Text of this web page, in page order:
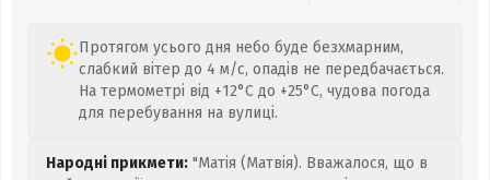
Протягом усього дня небо буде безхмарним,
слабкий вітер до 4 м/с, опадів не передбачається.
На термометрі від +12°C до +25°C, чудова погода
для перебування на вулиці.
Народні прикмети: "Матія (Матвія). Вважалося, що в